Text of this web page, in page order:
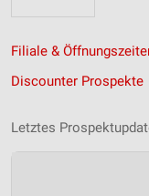
Filiale &
Discounter Prospekte
Letztes